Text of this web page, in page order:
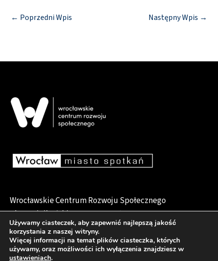
← Poprzedni Wpis Następny Wpis →
Wrocławskie Centrum Rozwoju Społecznego
pl. Dominikański 6, 50-159 Wrocław
Deklaracja dostępności
Używamy ciasteczek, aby zapewnić najlepszą jakość
korzystania z naszej witryny.
Więcej informacji na temat plików ciasteczka, których
używamy, oraz możliwości ich wyłączenia znajdziesz w
ustawieniach.